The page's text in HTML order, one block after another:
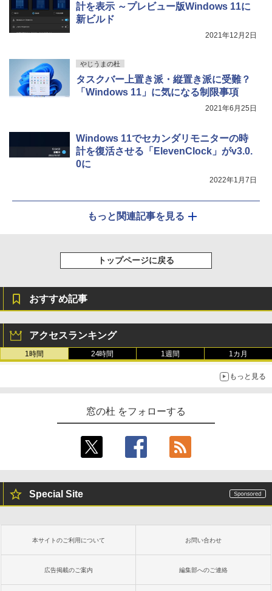
計を表示 ～プレビュー版Windows 11に
新ビルド
2021年12月2日
やじうまの杜
タスクバー上置き派・縦置き派に受難？
「Windows 11」に気になる制限事項
2021年6月25日
Windows 11でセカンダリモニターの時
計を復活させる「ElevenClock」がv3.0.
0に
2022年1月7日
もっと関連記事を見る
トップページに戻る
おすすめ記事
アクセスランキング
1時間 24時間 1週間 1カ月
もっと見る
窓の杜 をフォローする
Special Site
本サイトのご利用について お問い合わせ
広告掲載のご案内 編集部へのご連絡